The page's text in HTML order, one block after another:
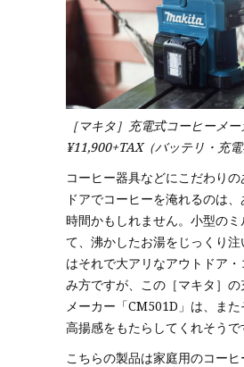
［マキタ］充電式コーヒーメ
¥11,900+TAX（バッテリ・充電
コーヒー器具などにこだわりの
ドアでコーヒーを淹れるのは
時間かもしれません。小型の
て、沸かしたお湯をじっくり
はそれで大アリなアウトドア
み方ですが、この［マキタ］
メーカー「CM501D」は、ま
高揚感をもたらしてくれそうで
こちらの製品は家庭用のコー